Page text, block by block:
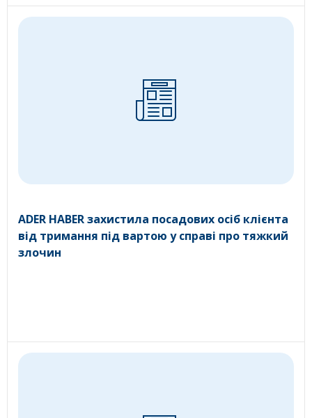
ADER HABER захистила посадових осіб клієнта
від тримання під вартою у справі про тяжкий
злочин